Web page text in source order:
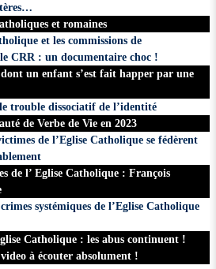
et romaines
et les commissions de
CRR : un documentaire choc !
un enfant s’est fait happer par une
trouble dissociatif de l’identité
de Verbe de Vie en 2023
de l’Eglise Catholique se fédèrent
de l’ Eglise Catholique : François
systémiques de l’Eglise Catholique
Catholique : les abus continuent !
à écouter absolument !